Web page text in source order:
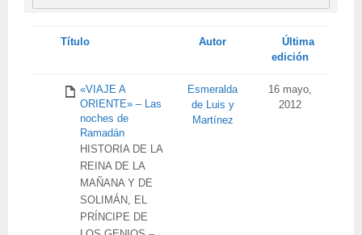
Tienes
Título Autor
Última
edición
«VIAJE A
ORIENTE» – Las
noches de
Ramadán
HISTORIA DE LA
REINA DE LA
MAÑANA Y DE
SOLIMÁN, EL
PRÍNCIPE DE
Esmeralda
de Luis y
Martínez
16 mayo,
2012